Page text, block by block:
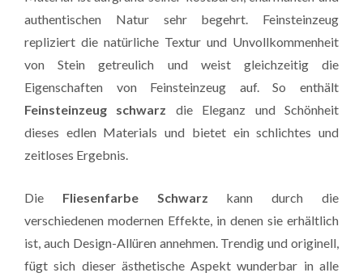
authentischen Natur sehr begehrt. Feinsteinzeug
repliziert die natürliche Textur und Unvollkommenheit
von Stein getreulich und weist gleichzeitig die
Eigenschaften von Feinsteinzeug auf. So enthält
Feinsteinzeug schwarz die Eleganz und Schönheit
dieses edlen Materials und bietet ein schlichtes und
zeitloses Ergebnis.
Die Fliesenfarbe Schwarz kann durch die
verschiedenen modernen Effekte, in denen sie erhältlich
ist, auch Design-Allüren annehmen. Trendig und originell,
fügt sich dieser ästhetische Aspekt wunderbar in alle